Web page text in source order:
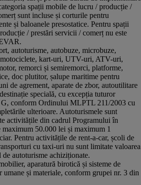
spații mobile de lucru / producție /
sunt incluse și corturile pentru
și baloanele presostatice. Pentru spații
/ prestări servicii / comerț nu este
autoturisme, autobuze, microbuze,
kart-uri, UTV-uri, ATV-uri,
remorci și semiremorci, platforme,
doc plutitor, șalupe maritime pentru
de agrement, aparate de zbor, autoutilitare
specială, cu excepția tuturor
conform Ordinului MLPTL 211/2003 cu
ulterioare. Autoturismele sunt
activitățile din cadrul Programului în
50.000 lei și maximum 1
Pentru activitățile de rent-a-car, școli de
cu taxi-uri nu sunt limitate valoarea
autoturisme achiziționate.
aparatură birotică și sisteme de
umane și materiale, conform grupei nr. 3 din